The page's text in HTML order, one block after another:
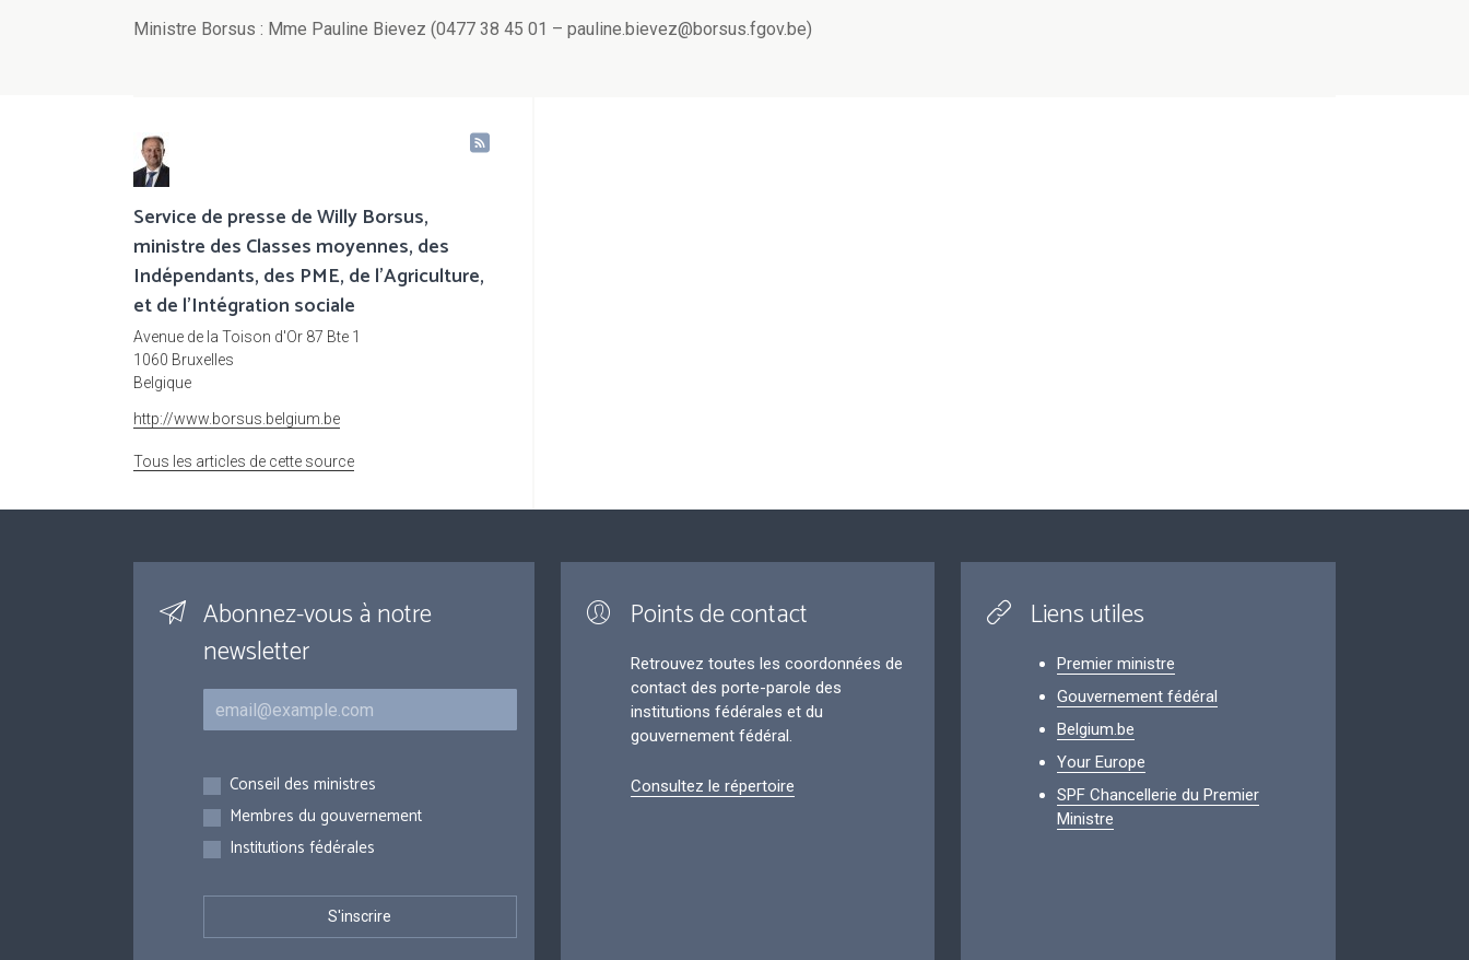
Ministre Borsus : Mme Pauline Bievez (0477 38 45 01 – pauline.bievez@borsus.fgov.be)
Service de presse de Willy Borsus,
ministre des Classes moyennes, des
Indépendants, des PME, de l'Agriculture,
et de l'Intégration sociale
Avenue de la Toison d'Or 87 Bte 1
1060 Bruxelles
Belgique
http://www.borsus.belgium.be
Tous les articles de cette source
Abonnez-vous à notre
newsletter
Courriel
Inscriptions
Conseil des ministres
Membres du gouvernement
Institutions fédérales
Points de contact
Retrouvez toutes les coordonnées de
contact des porte-parole des
institutions fédérales et du
gouvernement fédéral.
Consultez le répertoire
Liens utiles
Premier ministre
Gouvernement fédéral
Belgium.be
Your Europe
SPF Chancellerie du Premier
Ministre